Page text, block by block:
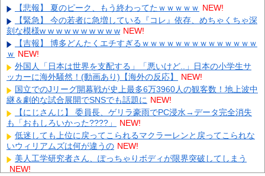
【悲報】 夏のピーク、もう終わってたｗｗｗｗｗ NEW!
【緊急】 今の若者に急増している『コレ』依存、めちゃくちゃ深
刻な模様w w w w w w w w w w NEW!
【吉報】 博多どんたくエチすぎるｗｗｗｗｗｗｗｗｗｗｗｗｗｗ
ｗ NEW!
外国人「日本は世界を支配する」「悪いけど..」日本の小学生サ
ッカーに海外騒然！(動画あり)【海外の反応】
NEW!
国立でのJリーグ開幕戦が史上最多6万3960人の観客数！地上波中
継＆劇的な試合展開でSNSでも話題に NEW!
【にじさんじ】 委員長、ゲリラ豪雨でPC浸水→データ完全消失
も「おもしろいかった????」
NEW!
低迷しても上位に戻ってこられるマクラーレンと戻ってこられな
いウィリアムズは何が違うの NEW!
美人工学研究者さん、ぽっちゃりボディが限界突破してしまう
NEW!